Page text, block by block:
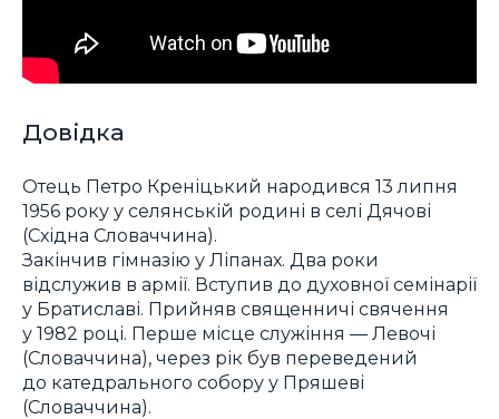
Довідка
Отець Петро Креніцький народився 13 липня
1956 року у селянській родині в селі Дячові
(Східна Словаччина).
Закінчив гімназію у Ліпанах. Два роки
відслужив в армії. Вступив до духовної семінарії
у Братиславі. Прийняв священничі свячення
у 1982 році. Перше місце служіння — Левочі
(Словаччина), через рік був переведений
до катедрального собору у Пряшеві
(Словаччина).